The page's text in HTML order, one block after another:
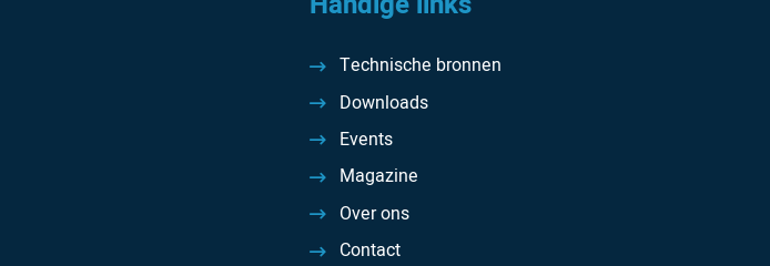
Technische bronnen
Downloads
Events
Magazine
Over ons
Contact